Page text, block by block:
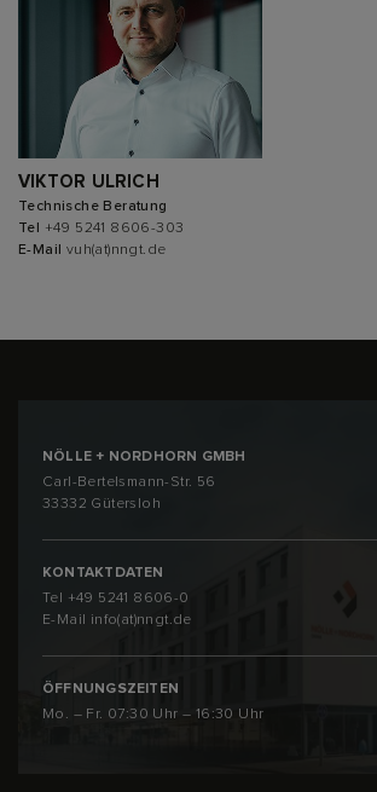
VIKTOR ULRICH
Technische Beratung
Tel +49 5241 8606-303
E-Mail vuh(at)nngt.de
NÖLLE + NORDHORN GMBH
Carl-Bertelsmann-Str. 56
33332 Gütersloh
KONTAKTDATEN
Tel +49 5241 8606-0
E-Mail info(at)nngt.de
ÖFFNUNGSZEITEN
Mo. – Fr. 07:30 Uhr – 16:30 Uhr